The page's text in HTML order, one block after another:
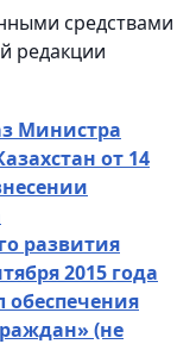
средствами
редакции
Министра
от 14
развития
2015 года
(не